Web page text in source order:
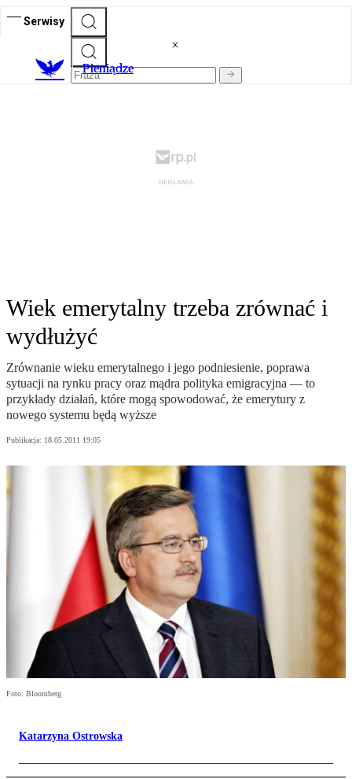
Serwisy
Pieniądze
Wiek emerytalny trzeba zrównać i
wydłużyć
Zrównanie wieku emerytalnego i jego podniesienie, poprawa
sytuacji na rynku pracy oraz mądra polityka emigracyjna — to
przykłady działań, które mogą spowodować, że emerytury z
nowego systemu będą wyższe
Publikacja: 18.05.2011 19:05
Foto: Bloomberg
Katarzyna Ostrowska